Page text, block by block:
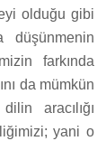
olduğu gibi
farkında
da mümkün
aracılığı
yani o